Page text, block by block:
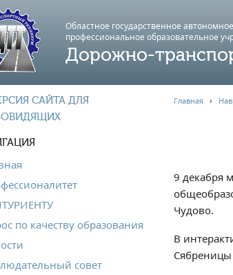
Областное государственное автономное
профессиональноe образовательное
Дорожно-
САЙТА ДЛЯ
по качеству образования
совет
Главная›
9 декабря
Чудово.
В
Сябреницы